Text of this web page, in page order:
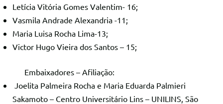
Letícia Vitória Gomes Valentim- 16;
Vasmila Andrade Alexandria -11;
Maria Luisa Rocha Lima-13;
Victor Hugo Vieira dos Santos – 15;
Embaixadores – Afiliação:
Joelita Palmeira Rocha e Maria Eduarda Palmieri
Sakamoto – Centro Universitário Lins – UNILINS, São